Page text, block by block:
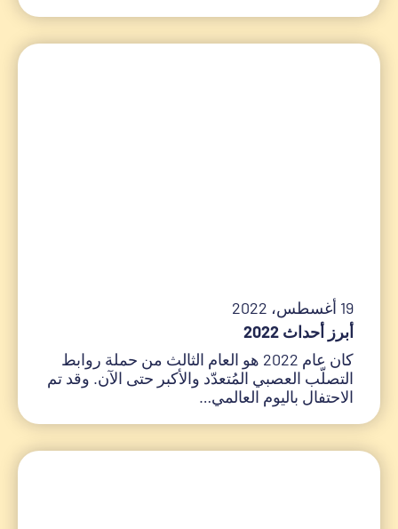
أبرز أحداث 2022
19 أغسطس، 2022
كان عام 2022 هو العام الثالث من حملة روابط
التصلّب العصبي المُتعدّد والأكبر حتى الآن. وقد تم
الاحتفال باليوم العالمي…